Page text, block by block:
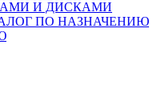
И ДИСКАМИ
ПО НАЗНАЧЕНИЮ